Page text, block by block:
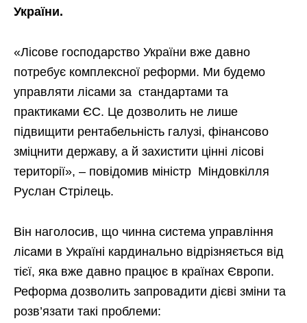
України.
«Лісове господарство України вже давно
потребує комплексної реформи. Ми будемо
управляти лісами за стандартами та
практиками ЄС. Це дозволить не лише
підвищити рентабельність галузі, фінансово
зміцнити державу, а й захистити цінні лісові
території», – повідомив міністр Міндовкілля
Руслан Стрілець.
Він наголосив, що чинна система управління
лісами в Україні кардинально відрізняється від
тієї, яка вже давно працює в країнах Європи.
Реформа дозволить запровадити дієві зміни та
розв’язати такі проблеми: